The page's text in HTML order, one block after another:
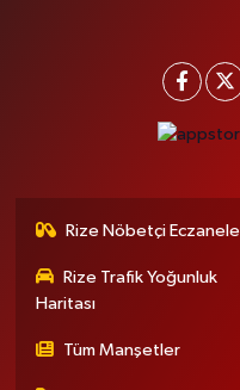
Rize Nöbetçi
Rize Trafik Yoğunluk
Haritası
Tüm Manşetler